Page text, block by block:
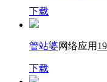
下载
管站婆网络应用
下载